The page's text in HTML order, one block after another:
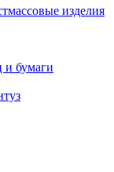
изделия
и бумаги